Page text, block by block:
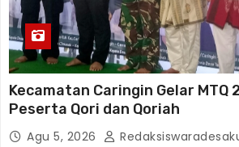
Kecamatan Caringin Gelar MTQ
Peserta Qori dan Qoriah
Agu 5, 2026